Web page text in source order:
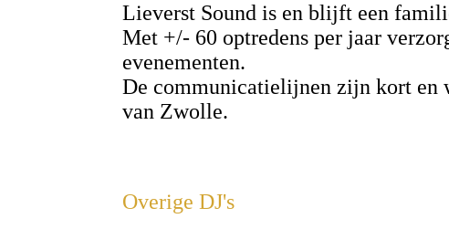
Lieverst Sound is en blijft een
Met +/- 60 optredens per jaar
evenementen.
De communicatielijnen zijn kort en
van Zwolle.
Overige DJ's